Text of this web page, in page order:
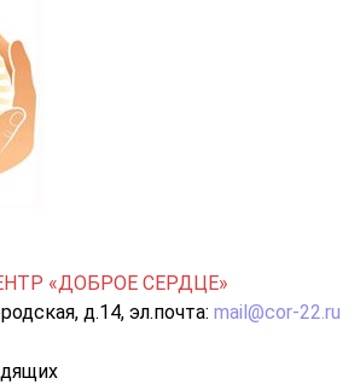
«ДОБРОЕ СЕРДЦЕ»
д.14, эл.почта: mail@cor-22.ru